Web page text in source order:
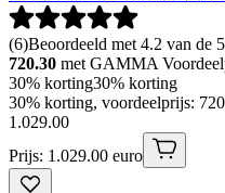
(6)Beoordeeld met 4.2 van de
720.30 met GAMMA
30% korting30% korting
30% korting, voordeelprijs:
1 .029.00
Prijs: 1.029.00 euro